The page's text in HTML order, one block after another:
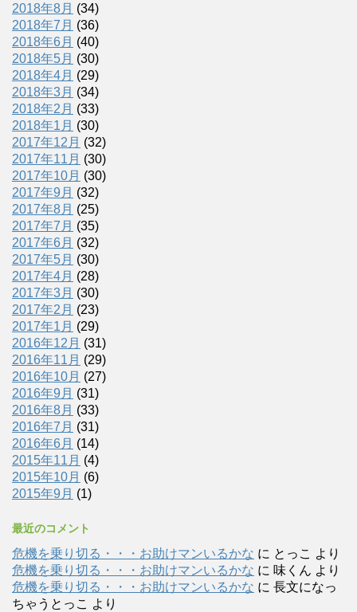
2018年8月 (34)
2018年7月 (36)
2018年6月 (40)
2018年5月 (30)
2018年4月 (29)
2018年3月 (34)
2018年2月 (33)
2018年1月 (30)
2017年12月 (32)
2017年11月 (30)
2017年10月 (30)
2017年9月 (32)
2017年8月 (25)
2017年7月 (35)
2017年6月 (32)
2017年5月 (30)
2017年4月 (28)
2017年3月 (30)
2017年2月 (23)
2017年1月 (29)
2016年12月 (31)
2016年11月 (29)
2016年10月 (27)
2016年9月 (31)
2016年8月 (33)
2016年7月 (31)
2016年6月 (14)
2015年11月 (4)
2015年10月 (6)
2015年9月 (1)
最近のコメント
危機を乗り切る・・・お助けマンいるかな に とっこ より
危機を乗り切る・・・お助けマンいるかな に 味くん より
危機を乗り切る・・・お助けマンいるかな に 長文になっ
ちゃうとっこ より